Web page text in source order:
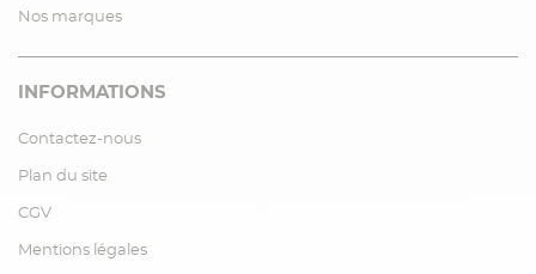
Nos marques
INFORMATIONS
Contactez-nous
Plan du site
CGV
Mentions légales